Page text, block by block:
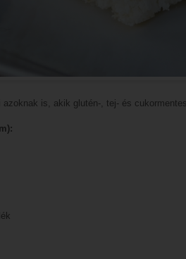
azoknak is, akik glutén-, tej- és